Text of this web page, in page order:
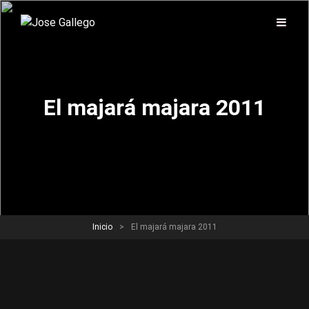
El majará majara 2011
Inicio > El majará majara 2011